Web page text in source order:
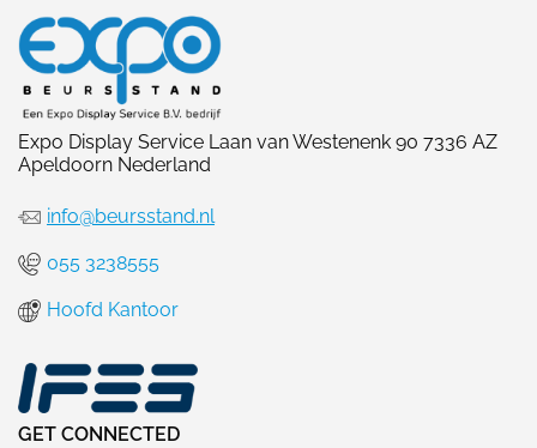
Expo Display Service Laan van Westenenk 90 7336 AZ
Apeldoorn Nederland
info@beursstand.nl
055 3238555
Hoofd Kantoor
GET CONNECTED